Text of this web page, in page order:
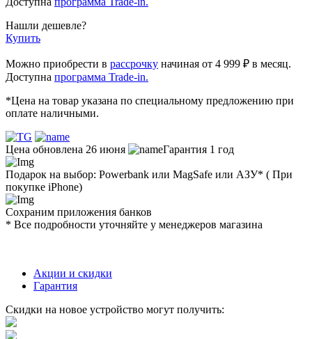
Нашли дешевле?
Купить
Можно приобрести в рассрочку начиная от 4 999 ₽ в месяц.
Доступна программа Trade-in.
*Цена на товар указана по специальному предложению при
оплате наличными.
Цена обновлена 26 июня Гарантия 1 год
Подарок на выбор: Powerbank или MagSafe или AЗУ* ( При
покупке iPhone)
Сохраним приложения банков
* Все подробности уточняйте у менеджеров магазина
Акции и скидки
Гарантия
Скидки на новое устройство могут получить: